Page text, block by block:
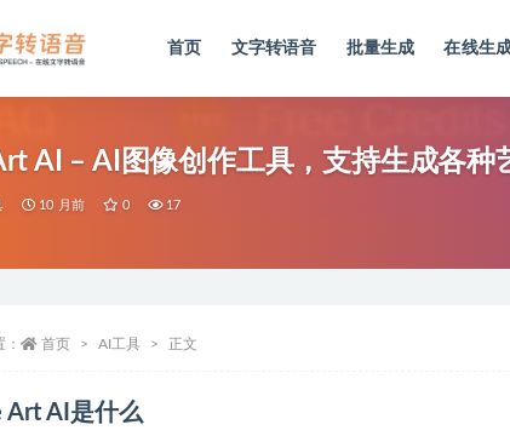
首页 文字转语音 批量生成 在线生
AI – AI图像创作工具，支持生成各种
10 月前 0 17
首页 AI工具 正文
Art AI是什么